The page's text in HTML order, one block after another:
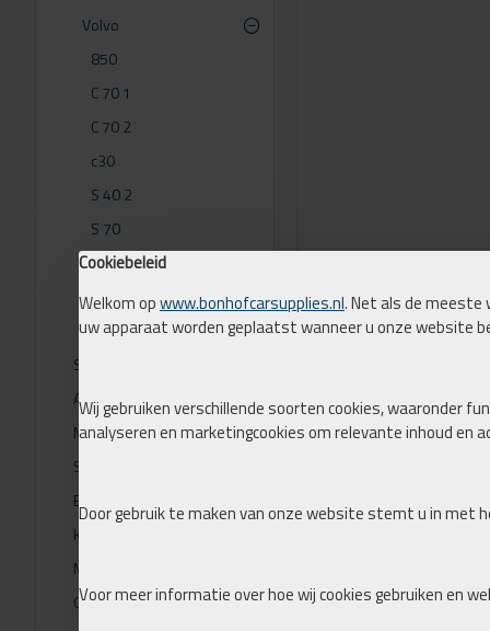
Cookiebeleid
Welkom opwww.bonhofcarsupplies.nl. Net als de meeste
uw apparaat worden geplaatst wanneer u onze website
Wij gebruiken verschillende soorten cookies, waaronder
analyseren en marketingcookies om relevante inhoud en
Door gebruik te maken van onze website stemt u in met
Voor meer informatie over hoe wij cookies gebruiken en
Volvo
850
C 70 1
C 70 2
c30
S 40 2
S 70
V 70 1
V50
VW
Solenoïdes
ACCUAIR
Manometers
Balgen
Koppelstangen
Messing koppelingen
Gevlochtenleiding